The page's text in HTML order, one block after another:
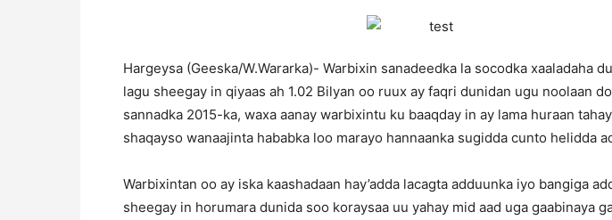
Hargeysa (Geeska/W.Wararka)- Warbixin sanadeedka la socodka xaaladaha
lagu sheegay in qiyaas ah 1.02 Bilyan oo ruux ay faqri dunidan ugu noolaan
sannadka 2015-ka, waxa aanay warbixintu ku baaqday in ay lama huraan
shaqayso wanaajinta hababka loo marayo hannaanka sugidda cunto helidda
Warbixintan oo ay iska kaashadaan hay’adda lacagta adduunka iyo bangiga
sheegay in horumara dunida soo koraysaa uu yahay mid aad uga gaabinaya